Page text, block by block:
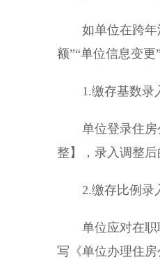
如单位在跨年清
额”“单位信息变更
1.缴存基数录
单位登录住房公
整】，录入调整后
2.缴存比例录
单位应对在职职
写《单位办理住